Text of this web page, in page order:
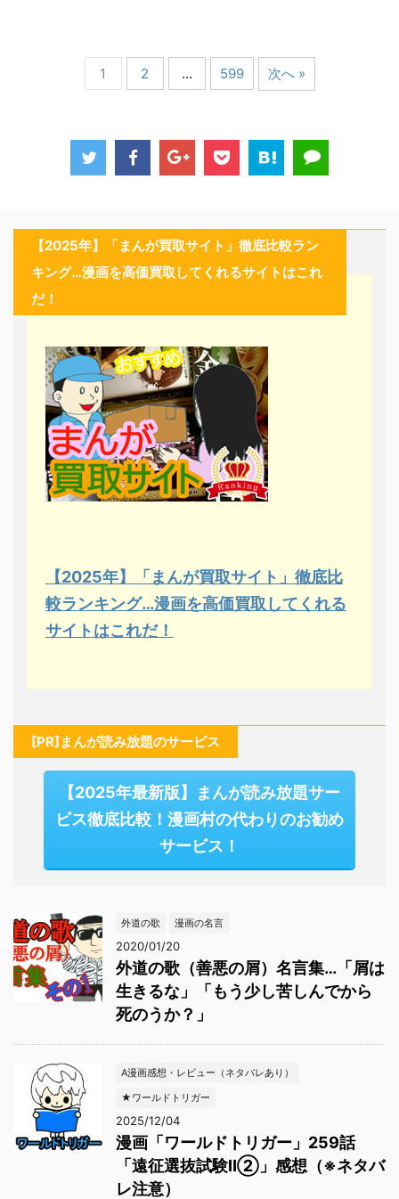
1 2 … 599 次へ »
【2025年】「まんが買取サイト」徹底比較ラン
キング…漫画を高価買取してくれるサイトはこれ
だ！
【2025年】「まんが買取サイト」徹底比
較ランキング…漫画を高価買取してくれる
サイトはこれだ！
[PR]まんが読み放題のサービス
【2025年最新版】まんが読み放題サー
ビス徹底比較！漫画村の代わりのお勧め
サービス！
外道の歌 漫画の名言
2020/01/20
外道の歌（善悪の屑）名言集…「屑は
生きるな」「もう少し苦しんでから
死のうか？」
A漫画感想・レビュー（ネタバレあり）
★ワールドトリガー
2025/12/04
漫画「ワールドトリガー」259話
「遠征選抜試験Ⅱ②」感想（※ネタバ
レ注意）